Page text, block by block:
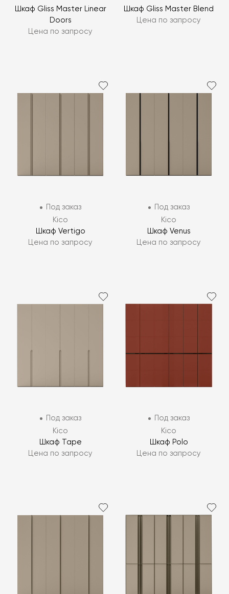
Шкаф Gliss Master Linear
Doors
Цена по запросу
Шкаф Gliss Master Blend
Цена по запросу
Под заказ
Kico
Шкаф Vertigo
Цена по запросу
Под заказ
Kico
Шкаф Venus
Цена по запросу
Под заказ
Kico
Шкаф Tape
Цена по запросу
Под заказ
Kico
Шкаф Polo
Цена по запросу